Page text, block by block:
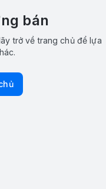
bán
trở về trang chủ để lựa